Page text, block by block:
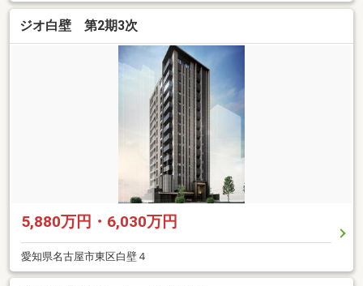
ジオ白壁 第2期3次
5,880万円・6,030万円
愛知県名古屋市東区白壁４